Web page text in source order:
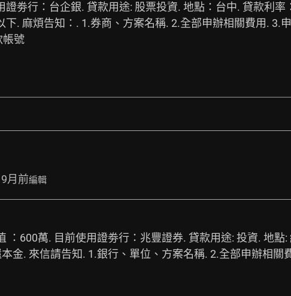
劵行：台企銀. 貸款用途: 股票投資. 地點：台中. 貸款利率
. 麻煩告知：. 1.券商、方案名稱. 2.全部申辦相關費用. 3.
帳號
9月前編輯
：600萬. 目前使用證劵行：兆豐證券. 貸款用途: 投資. 地點
金. 來信請告知. 1.銀行、單位、方案名稱. 2.全部申辦相關